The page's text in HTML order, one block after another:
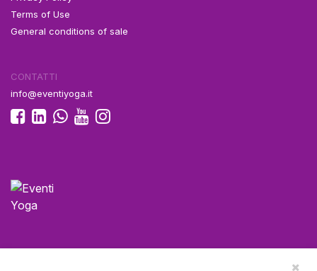
Terms of Use
General conditions of sale
CONTATTI
info@eventiyoga.it